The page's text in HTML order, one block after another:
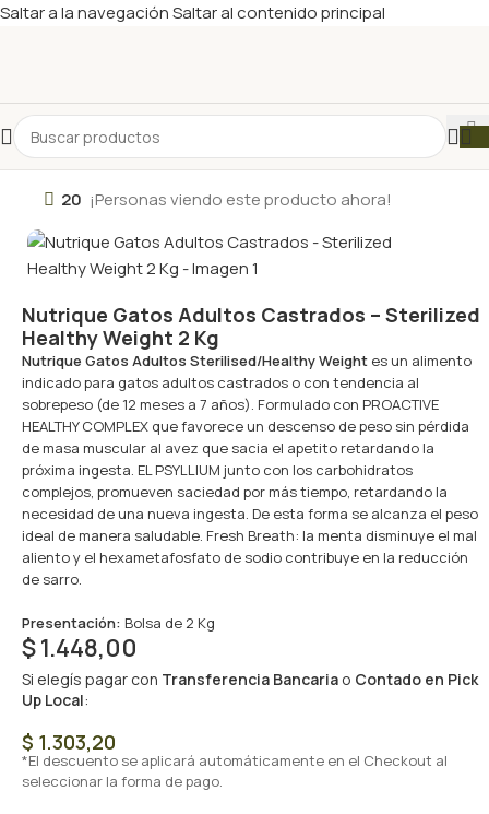
Saltar a la navegaciónSaltar al contenido principal
20 ¡Personas viendo este producto ahora!
Nutrique Gatos Adultos Castrados – Sterilized
Healthy Weight 2 Kg
Nutrique Gatos Adultos Sterilised/Healthy Weight es un alimento
indicado para gatos adultos castrados o con tendencia al
sobrepeso (de 12 meses a 7 años). Formulado con PROACTIVE
HEALTHY COMPLEX que favorece un descenso de peso sin pérdida
de masa muscular al avez que sacia el apetito retardando la
próxima ingesta. EL PSYLLIUM junto con los carbohidratos
complejos, promueven saciedad por más tiempo, retardando la
necesidad de una nueva ingesta. De esta forma se alcanza el peso
ideal de manera saludable. Fresh Breath: la menta disminuye el mal
aliento y el hexametafosfato de sodio contribuye en la reducción
de sarro.
Presentación: Bolsa de 2 Kg
$1.448,00
Si elegís pagar con Transferencia Bancaria o Contado en Pick
Up Local:
$ 1.303,20
*El descuento se aplicará automáticamente en el Checkout al
seleccionar la forma de pago.